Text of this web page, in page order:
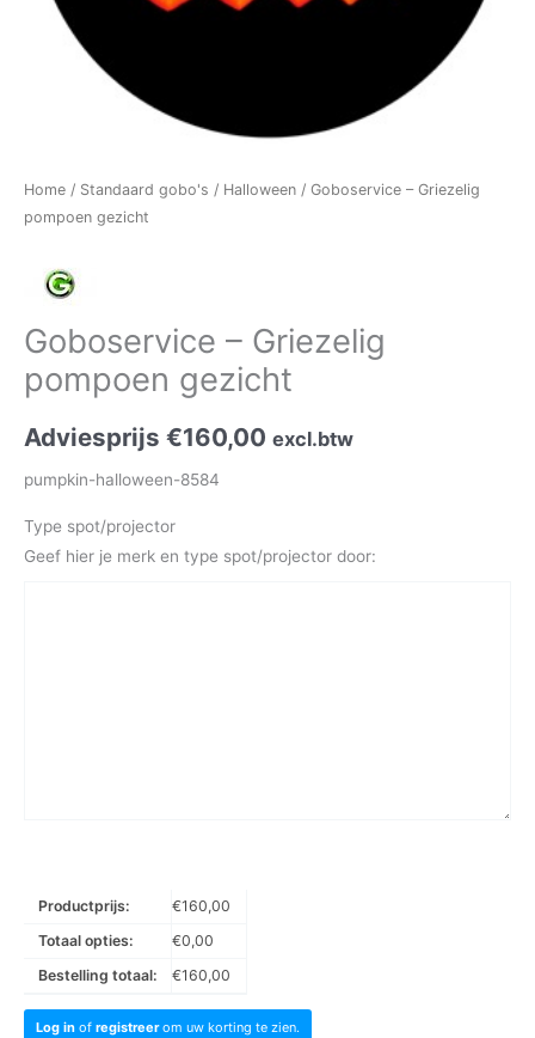
Home / Standaard gobo's / Halloween / Goboservice – Griezelig
pompoen gezicht
Goboservice – Griezelig
pompoen gezicht
Adviesprijs €160,00 excl.btw
pumpkin-halloween-8584
Type spot/projector
Geef hier je merk en type spot/projector door:
Productprijs: €160,00
Totaal opties:
€0,00
Bestelling totaal:
€160,00
Log in of registreerom uw korting te zien.